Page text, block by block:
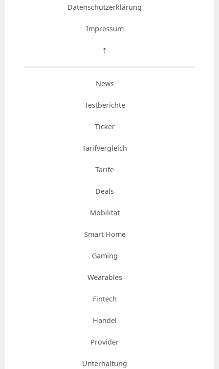
Datenschutzerklärung
Impressum
⇡
News
Testberichte
Ticker
Tarifvergleich
Tarife
Deals
Mobilität
Smart Home
Gaming
Wearables
Fintech
Handel
Provider
Unterhaltung